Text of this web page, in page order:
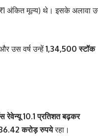
अंकित मूल्य) थे। इसके अलावा
उस वर्ष उन्हें 1,34,500 स्टॉक
रेवेन्यू 10.1 प्रतिशत बढ़कर
करोड़ रुपयेरहा।